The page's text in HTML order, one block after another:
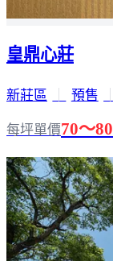
皇鼎心莊
新莊區 預售
每坪單價70～80